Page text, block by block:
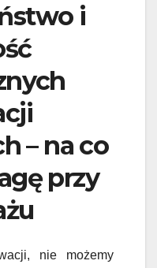
i
– na co
przy
nie możemy